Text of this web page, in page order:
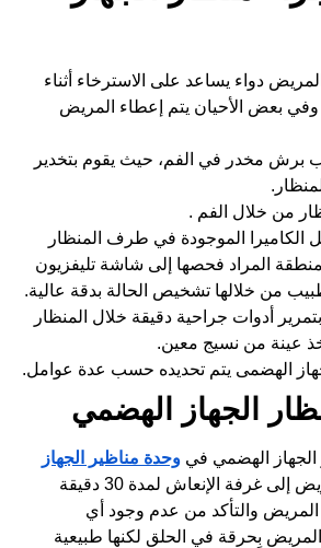
دواء يساعد على الاسترخاء أثناء
وفي بعض الأحيان يتم إعطاء المريض
برش مخدر في الفم، حيث يقوم بتخدير
من خلال الفم .
الكاميرا الموجودة في طرف المنظار
المراد فحصها إلى شاشة تليفزيون
من خلالها تشخيص الحالة بدقة عالية.
أدوات جراحية دقيقة خلال المنظار
عينة من نسيج معين.
الهضمى يتم تحديده حسب عدة عوامل.
الجهاز الهضمي
الجهاز الهضمي في وحدة مناظير الجهاز
يتم نقل المريض إلى غرفة الإنعاش لمدة 30 دقيقة
والتأكد من عدم وجود أي
بِحرقة في الحلق لكنها طبيعية